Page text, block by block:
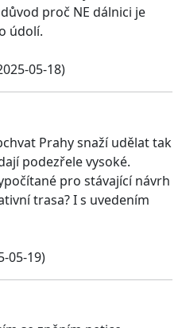
proč NE dálnici je
údolí.
05-18)
Prahy snaží udělat tak
podezřele vysoké.
pro stávající návrh
trasa? I s uvedením
05-19)